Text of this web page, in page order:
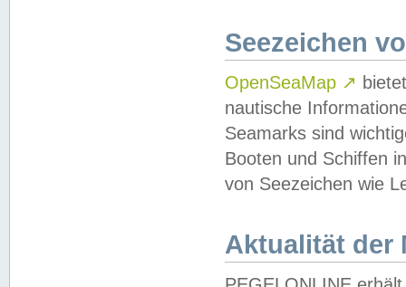
Seezeichen
OpenSeaMap ↗
nautische
Seamarks sind
Booten und Schiffen
von Seezeichen wie
Aktualität der